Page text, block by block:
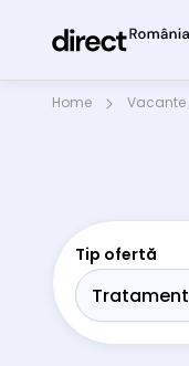
Home Vacante
Tip ofertă